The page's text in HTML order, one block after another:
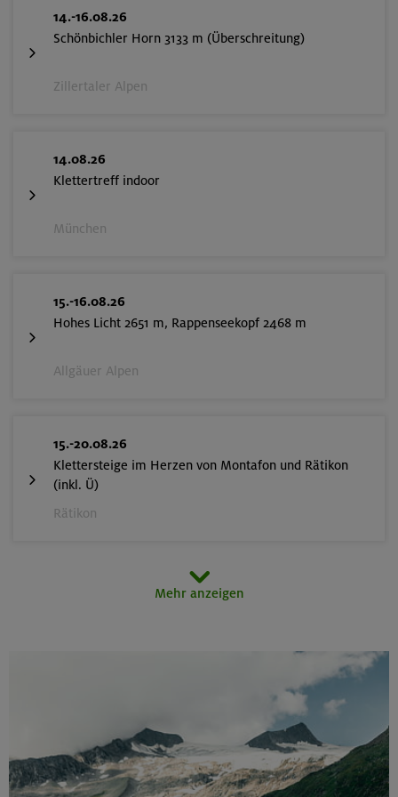
14.-16.08.26
Schönbichler Horn 3133 m (Überschreitung)
Zillertaler Alpen
14.08.26
Klettertreff indoor
München
15.-16.08.26
Hohes Licht 2651 m, Rappenseekopf 2468 m
Allgäuer Alpen
15.-20.08.26
Klettersteige im Herzen von Montafon und Rätikon
(inkl. Ü)
Rätikon
Kinderkletterkurs für Anfänger im Altmühltal
Mehr anzeigen